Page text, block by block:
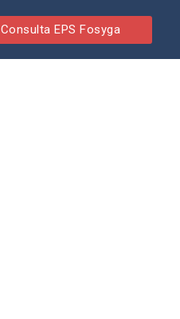
Consulta EPS Fosyga